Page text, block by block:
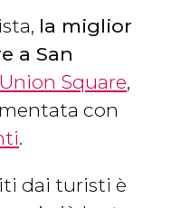
la miglior
a San
Union Square,
con
.
dai turisti è